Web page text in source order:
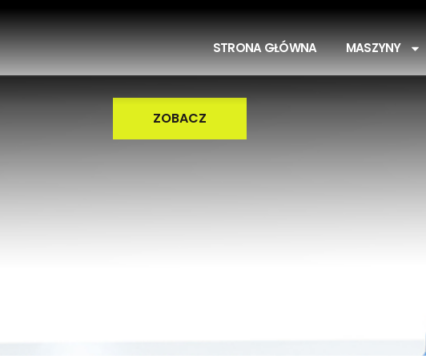
STRONA GŁÓWNA MASZYNY
ZOBACZ